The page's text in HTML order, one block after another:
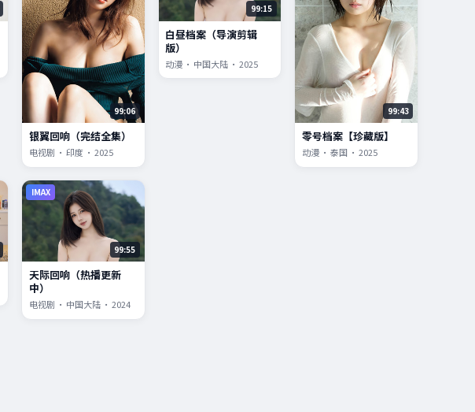
99:06
银翼回响（完结全集）
电视剧 · 印度 · 2025
99:15
白昼档案（导演剪辑
版）
动漫 · 中国大陆 · 2025
99:43
零号档案【珍藏版】
动漫 · 泰国 · 2025
IMAX
99:55
天际回响（热播更新
中）
电视剧 · 中国大陆 · 2024